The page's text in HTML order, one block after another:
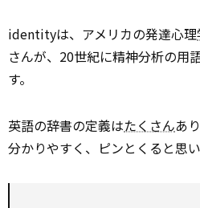
identityは、アメリカの発達心理
さんが、20世紀に精神分析の用
す。
英語の辞書の定義はたくさんあ
分かりやすく、ピンとくると思い